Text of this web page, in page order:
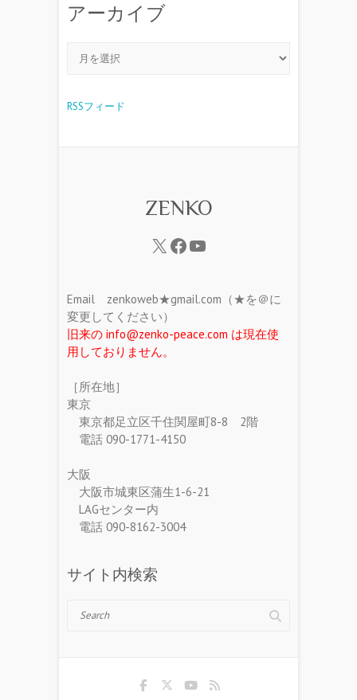
アーカイブ
RSSフィード
ZENKO
Email zenkoweb★gmail.com（★を＠に
変更してください）
旧来の info@zenko-peace.com は現在使
用しておりません。
［所在地］
東京
東京都足立区千住関屋町8-8 2階
電話 090-1771-4150
大阪
大阪市城東区蒲生1-6-21
LAGセンター内
電話 090-8162-3004
サイト内検索
Search